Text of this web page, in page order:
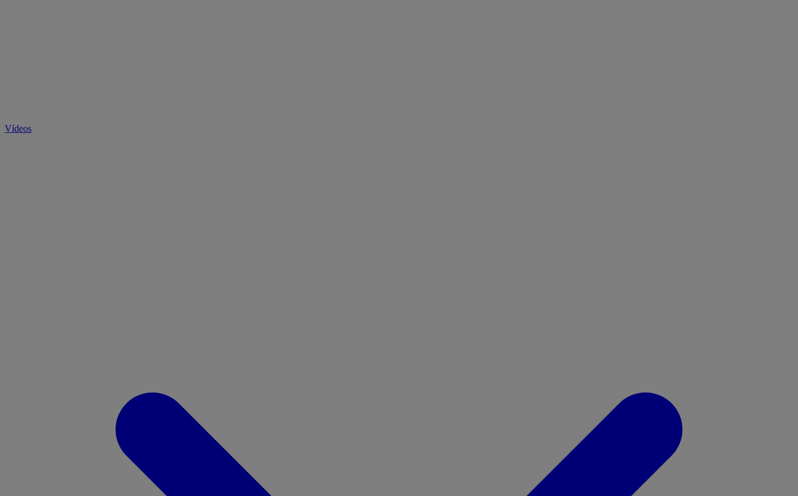
Vídeos